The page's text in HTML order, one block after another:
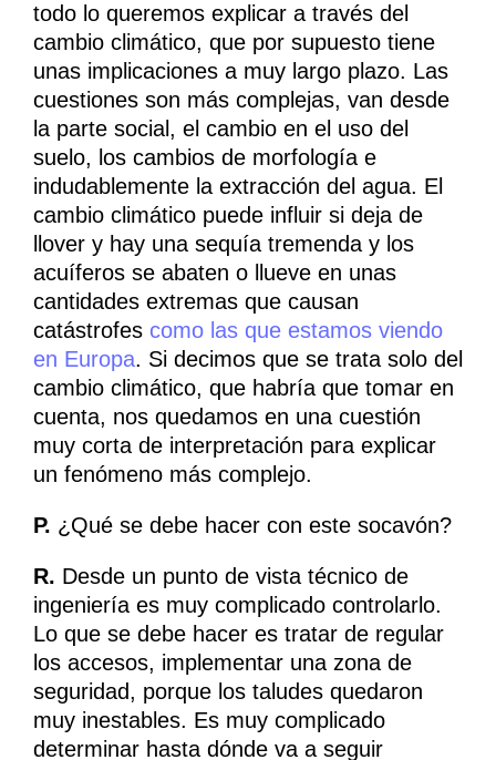
todo lo queremos explicar a través del
cambio climático, que por supuesto tiene
unas implicaciones a muy largo plazo. Las
cuestiones son más complejas, van desde
la parte social, el cambio en el uso del
suelo, los cambios de morfología e
indudablemente la extracción del agua. El
cambio climático puede influir si deja de
llover y hay una sequía tremenda y los
acuíferos se abaten o llueve en unas
cantidades extremas que causan
catástrofes como las que estamos viendo
en Europa. Si decimos que se trata solo del
cambio climático, que habría que tomar en
cuenta, nos quedamos en una cuestión
muy corta de interpretación para explicar
un fenómeno más complejo.
P. ¿Qué se debe hacer con este socavón?
R. Desde un punto de vista técnico de
ingeniería es muy complicado controlarlo.
Lo que se debe hacer es tratar de regular
los accesos, implementar una zona de
seguridad, porque los taludes quedaron
muy inestables. Es muy complicado
determinar hasta dónde va a seguir